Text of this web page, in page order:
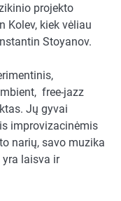
projekto
Kolev, kiek vėliau
Stoyanov.
free-jazz
Jų gyvai
improvizacinėmis
narių, savo muzika
laisva ir